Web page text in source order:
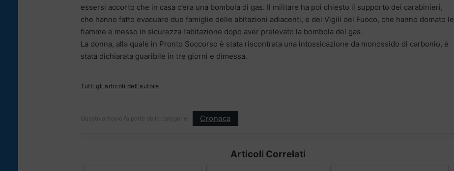
essersi accorto che in casa c’era una bombola di gas. Il militare ha poi chiesto il supporto dei carabinieri,
che hanno fatto evacuare due famiglie delle abitazioni adiacenti, e dei Vigili del Fuoco, che hanno domato le
fiamme e messo in sicurezza l’abitazione dopo aver prelevato la bombola del gas.
La donna, alla quale in Pronto Soccorso è stata riscontrata una intossicazione da monossido di carbonio, è
stata dichiarata guaribile in tre giorni e dimessa.
Tutti gli articoli dell'autore
Questo articolo fa parte delle categorie: Cronaca
Articoli Correlati